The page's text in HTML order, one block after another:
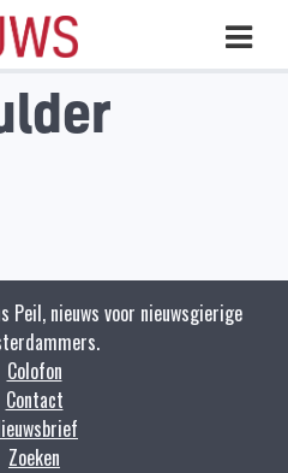
Peil, nieuws voor nieuwsgierige
Colofon
Contact
Zoeken